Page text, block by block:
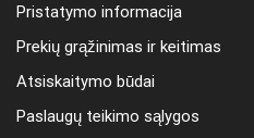
Pristatymo informacija
Prekių grąžinimas ir keitimas
Atsiskaitymo būdai
Paslaugų teikimo sąlygos